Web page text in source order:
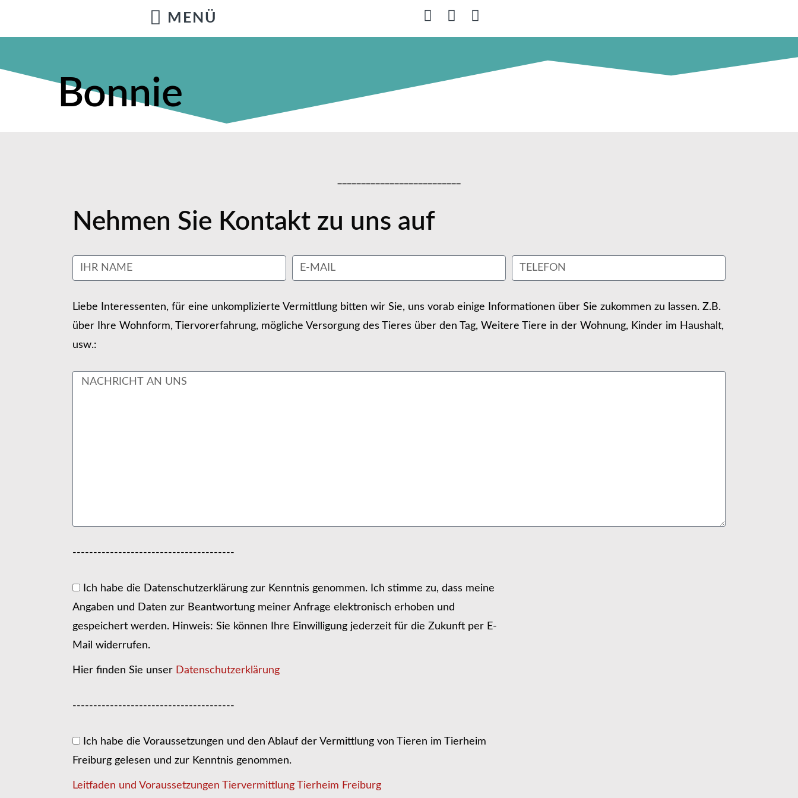
Bonnie
Nehmen Sie Kontakt zu uns auf
Liebe Interessenten, für eine unkomplizierte Vermittlung bitten wir Sie, uns vorab einige Informationen über Sie zukommen zu lassen. Z.B.
über Ihre Wohnform, Tiervorerfahrung, mögliche Versorgung des Tieres über den Tag, Weitere Tiere in der Wohnung, Kinder im Haushalt,
usw.:
---------------------------------------
Ich habe die Datenschutzerklärung zur Kenntnis genommen. Ich stimme zu, dass meine
Angaben und Daten zur Beantwortung meiner Anfrage elektronisch erhoben und
gespeichert werden. Hinweis: Sie können Ihre Einwilligung jederzeit für die Zukunft per E-
Mail widerrufen.
Hier finden Sie unser Datenschutzerklärung
---------------------------------------
Ich habe die Voraussetzungen und den Ablauf der Vermittlung von Tieren im Tierheim
Freiburg gelesen und zur Kenntnis genommen.
Leitfaden und Voraussetzungen Tiervermittlung Tierheim Freiburg